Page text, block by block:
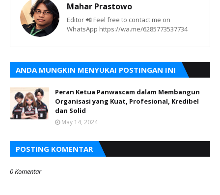
Mahar Prastowo
Editor 📲 Feel free to contact me on
WhatsApp https://wa.me/6285773537734
ANDA MUNGKIN MENYUKAI POSTINGAN INI
Peran Ketua Panwascam dalam Membangun
Organisasi yang Kuat, Profesional, Kredibel
dan Solid
May 14, 2024
POSTING KOMENTAR
0 Komentar